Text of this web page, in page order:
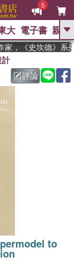
5
GO
、
父親節 、 如果歷
暑期推薦 、 國際布克
孩：黎曼猜想
大 電子書 親子
，《史坎德》系列
計
評論
to